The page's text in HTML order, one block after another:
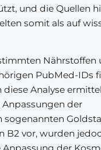
und die Quellen
somit als auf
Nährstoffen
PubMed-IDs
Analyse
der
B2 vor, wurden